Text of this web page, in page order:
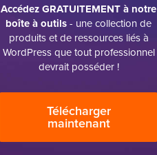
Accédez GRATUITEMENT à notre
boîte à outils- une collection de
produits et de ressources liés à
WordPress que tout professionnel
devrait posséder !
Télécharger
maintenant